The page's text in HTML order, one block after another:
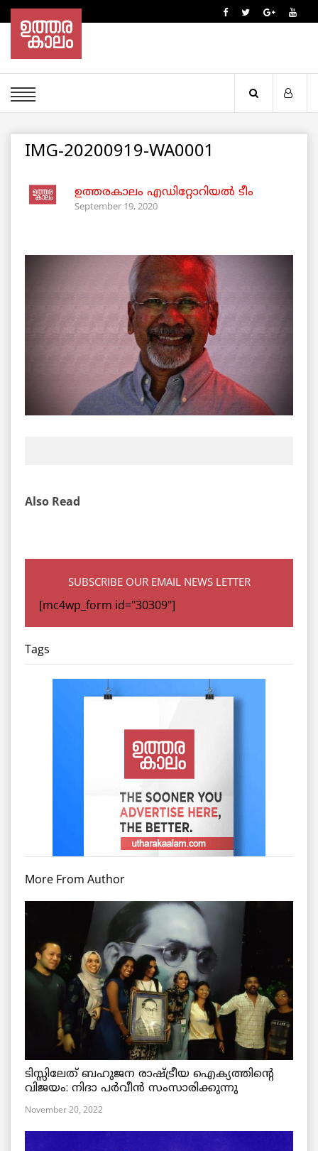
IMG-20200919-WA0001
ഉത്തരകാലം എഡിറ്റോറിയല്‍ ടീം
September 19, 2020
Also Read
SUBSCRIBE OUR EMAIL NEWS LETTER
[mc4wp_form id="30309"]
Tags
More From Author
ടിസ്സിലേത് ബഹുജന രാഷ്ട്രീയ ഐക്യത്തിന്റെ
വിജയം: നിദാ പർവീൻ സംസാരിക്കുന്നു
November 20, 2022